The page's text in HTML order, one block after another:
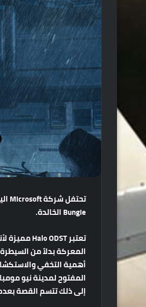
تحتفلشركة
Bungieالخالدة.
تعتبر
مميزة
المعركةبدلاًمنالسيطرة
أهميةالتخفي
المفتوحلمدينةنيو
إلىذلكتتسمالقصة